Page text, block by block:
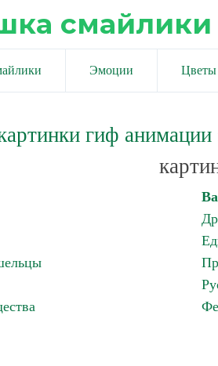
смайлики
Эмоции Цветы
гиф анимации